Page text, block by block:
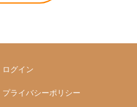
ログイン
プライバシーポリシー